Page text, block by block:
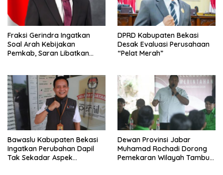
Fraksi Gerindra Ingatkan
Soal Arah Kebijakan
Pemkab, Saran Libatkan
DPRD Kabupaten Bekasi
Desak Evaluasi Perusahaan
“Pelat Merah”
Bawaslu Kabupaten Bekasi
Ingatkan Perubahan Dapil
Tak Sekadar Aspek
Dewan Provinsi Jabar
Muhamad Rochadi Dorong
Pemekaran Wilayah Tambun